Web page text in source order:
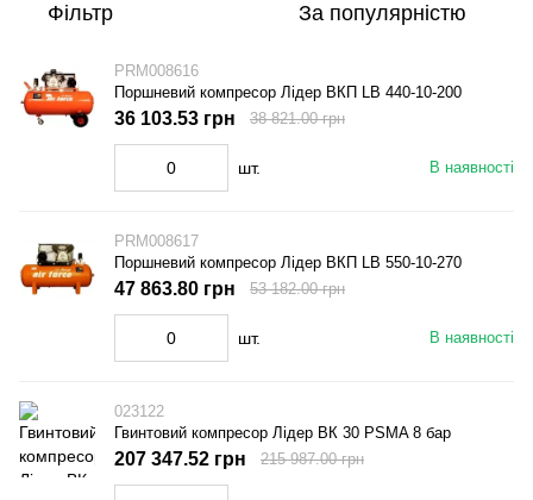
Фільтр За популярністю
PRM008616
Поршневий компресор Лідер ВКП LB 440-10-200
В наявності
36 103.53 грн 38 821.00 грн
шт.
PRM008617
Поршневий компресор Лідер ВКП LB 550-10-270
В наявності
47 863.80 грн 53 182.00 грн
шт.
023122
Гвинтовий компресор Лідер ВК 30 PSMA 8 бар
207 347.52 грн 215 987.00 грн